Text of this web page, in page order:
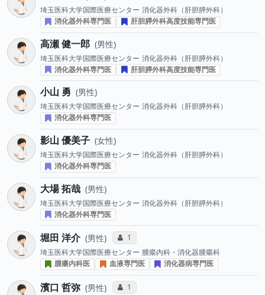
埼玉医科大学国際医療センター 消化器外科（肝胆膵外科）
消化器外科専門医
肝胆膵外科高度技能専門医
高瀬 健一郎 男性
埼玉医科大学国際医療センター 消化器外科（肝胆膵外科）
消化器外科専門医
肝胆膵外科高度技能専門医
小山 勇 男性
埼玉医科大学国際医療センター 消化器外科（肝胆膵外科）
消化器外科専門医
影山 優美子 女性
埼玉医科大学国際医療センター 消化器外科（肝胆膵外科）
消化器外科専門医
大場 拓哉 男性
埼玉医科大学国際医療センター 消化器外科（肝胆膵外科）
消化器外科専門医
堀田 洋介 男性 コミュニケーション・タイプ投票数
1
埼玉医科大学国際医療センター 腫瘍内科・消化器腫瘍科
腫瘍内科医
血液専門医 消化器病専門医
濱口 哲弥 男性 コミュニケーション・タイプ投票数
1